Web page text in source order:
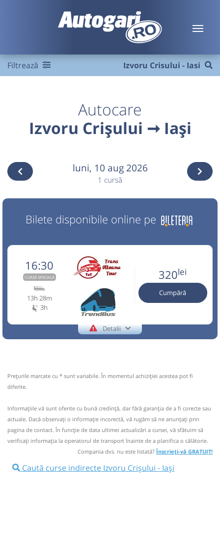
Filtrează Izvoru Crisului - Iasi
Autocare
Izvoru Crișului ➞ Iași
luni, 10 aug 2026
1 cursă
Bilete disponibile online pe
16:30
CURSĂ SPECIALĂ
13h 28m
3h
320lei
Cumpără
Detalii
Trans Olteanu Tour
rezervare anticipată.
Nu a circulat?Semnalați aici (5 comentarii)
NOU!Pune poze din călătoria ta⤣
16:30 Izvoru Crișului Primarie
Prețurile marcate cu * sunt variabile. În momentul achiziției acestea pot fi
diferite.
Informaţiile vă sunt oferite cu bună credinţă, dar fără garanţia de a fi corecte sau
actuale. Dacă observați o informaţie incorectă, vă rugăm să ne anunțați prin
pagina de contact. În funcție de data ultimei actualizări a cursei, vă sfătuim să
verificaţi informaţia la operatorul de transport înainte de a planifica o călătorie.
Compania dvs. nu este listată?Înscrieți-vă GRATUIT!
Caută curse indirecte Izvoru Crișului - Iași